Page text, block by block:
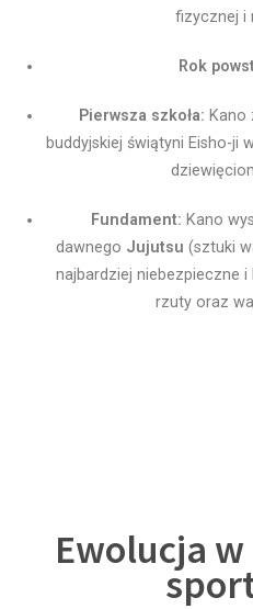
fizycznej i
Rok
Pierwsza szkoła: Kano
buddyjskiej świątyni Eisho-ji
Fundament: Kano
dawnego Jujutsu (sztuki
najbardziej niebezpieczne i
rzuty oraz
Ewolucja